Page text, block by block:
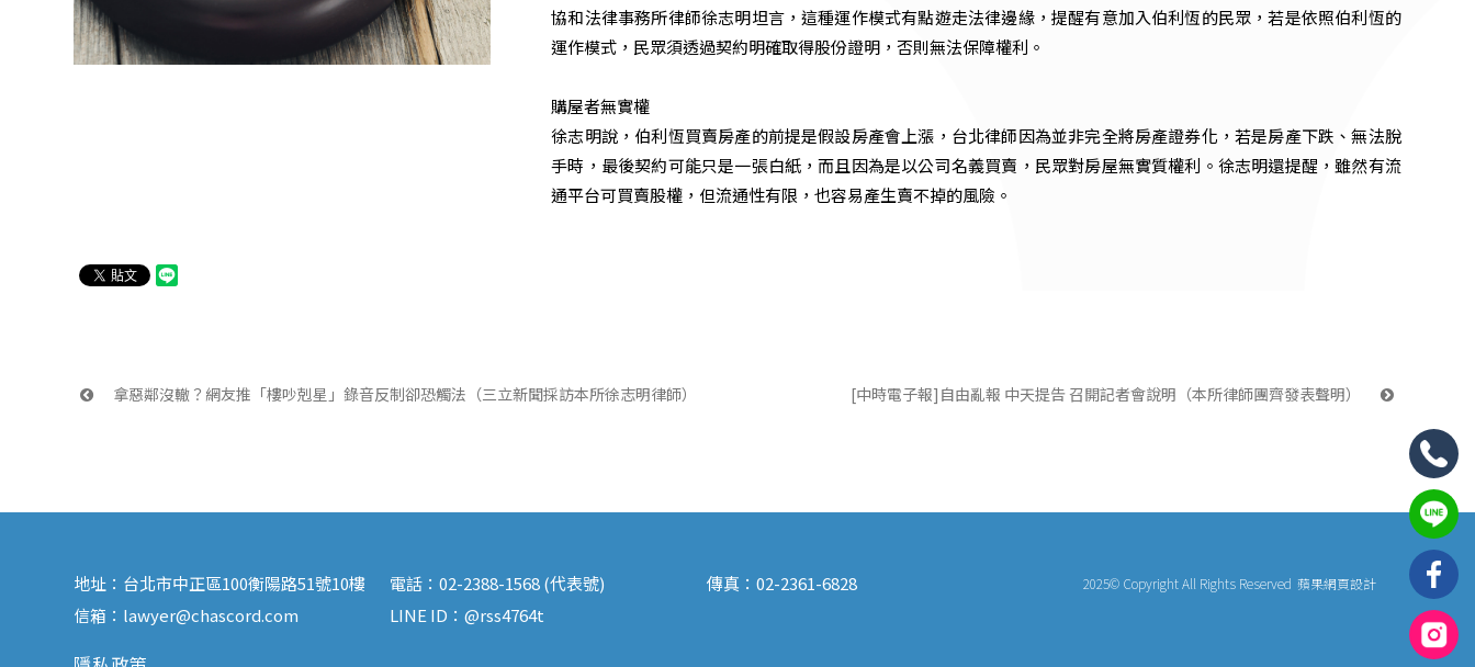
協和法律事務所律師徐志明坦言，這種運作模式有點遊走法律邊緣，提醒有意加入伯利恆的民眾，若是依照伯利恆的
運作模式，民眾須透過契約明確取得股份證明，否則無法保障權利。
購屋者無實權
徐志明說，伯利恆買賣房產的前提是假設房產會上漲，台北律師因為並非完全將房產證券化，若是房產下跌、無法脫
手時，最後契約可能只是一張白紙，而且因為是以公司名義買賣，民眾對房屋無實質權利。徐志明還提醒，雖然有流
通平台可買賣股權，但流通性有限，也容易產生賣不掉的風險。
拿惡鄰沒轍？網友推「樓吵剋星」錄音反制卻恐觸法（三立新聞採訪本所徐志明律師） [中時電子報]自由亂報 中天提告 召開記者會說明（本所律師團齊發表聲明）
地址： 台北市中正區100衡陽路51號10樓 電話：02-2388-1568 (代表號) 傳真： 02-2361-6828
信箱： lawyer@chascord.com LINE ID：@rss4764t
2025© Copyright All Rights Reserved 蘋果網頁設計